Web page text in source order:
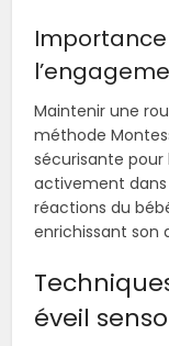
Maintenir une
méthode
sécurisante pour
activement
réactions du
enrichissant son
éveil